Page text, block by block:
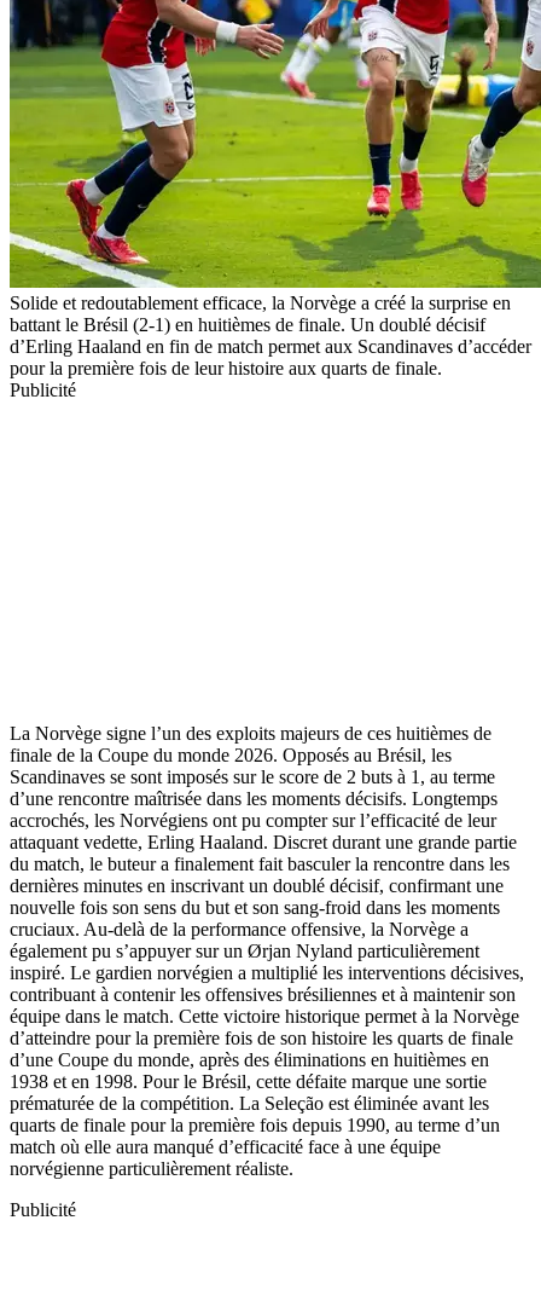
Solide et redoutablement efficace, la Norvège a créé la surprise en
battant le Brésil (2-1) en huitièmes de finale. Un doublé décisif
d’Erling Haaland en fin de match permet aux Scandinaves d’accéder
pour la première fois de leur histoire aux quarts de finale.
Publicité
La Norvège signe l’un des exploits majeurs de ces huitièmes de
finale de la Coupe du monde 2026. Opposés au Brésil, les
Scandinaves se sont imposés sur le score de 2 buts à 1, au terme
d’une rencontre maîtrisée dans les moments décisifs. Longtemps
accrochés, les Norvégiens ont pu compter sur l’efficacité de leur
attaquant vedette, Erling Haaland. Discret durant une grande partie
du match, le buteur a finalement fait basculer la rencontre dans les
dernières minutes en inscrivant un doublé décisif, confirmant une
nouvelle fois son sens du but et son sang-froid dans les moments
cruciaux. Au-delà de la performance offensive, la Norvège a
également pu s’appuyer sur un Ørjan Nyland particulièrement
inspiré. Le gardien norvégien a multiplié les interventions décisives,
contribuant à contenir les offensives brésiliennes et à maintenir son
équipe dans le match. Cette victoire historique permet à la Norvège
d’atteindre pour la première fois de son histoire les quarts de finale
d’une Coupe du monde, après des éliminations en huitièmes en
1938 et en 1998. Pour le Brésil, cette défaite marque une sortie
prématurée de la compétition. La Seleção est éliminée avant les
quarts de finale pour la première fois depuis 1990, au terme d’un
match où elle aura manqué d’efficacité face à une équipe
norvégienne particulièrement réaliste.
Publicité